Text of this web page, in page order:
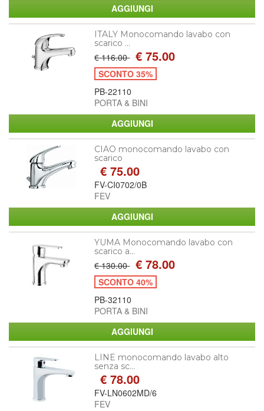
ITALY Monocomando lavabo con
scarico ...
€ 116.00 € 75.00
SCONTO 35%
PB-22110
PORTA & BINI
CIAO monocomando lavabo con
scarico
€ 75.00
FV-CI0702/0B
FEV
YUMA Monocomando lavabo con
scarico a...
€ 130.00 € 78.00
SCONTO 40%
PB-32110
PORTA & BINI
LINE monocomando lavabo alto
senza sc...
€ 78.00
FV-LN0602MD/6
FEV